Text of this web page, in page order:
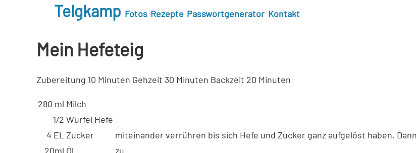
Telgkamp Fotos Rezepte Passwortgenerator Kontakt
Mein Hefeteig
Zubereitung 10 Minuten Gehzeit 30 Minuten Backzeit 20 Minuten
280 ml
Milch
1/2 Würfel Hefe
4 EL Zucker
miteinander verrühren bis sich Hefe und Zucker ganz aufgelöst haben.